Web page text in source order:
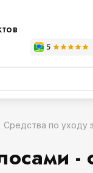
Средства по уходу
-